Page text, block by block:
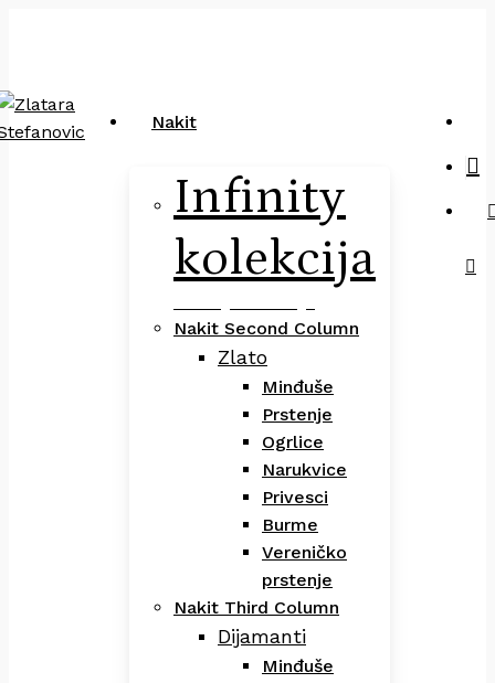
content
Nakit
Infinity
kolekcija
Nakit Second Column
Zlato
Minđuše
Prstenje
Ogrlice
Narukvice
Privesci
Burme
Vereničko
prstenje
Nakit Third Column
Dijamanti
Minđuše